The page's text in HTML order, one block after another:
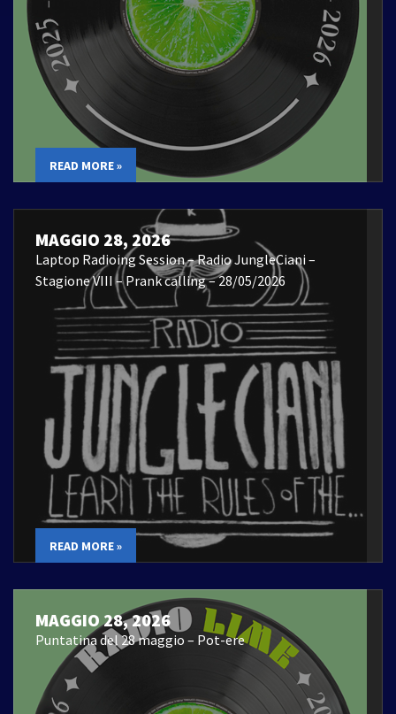
READ MORE »
MAGGIO 28, 2026
Laptop Radioing Session – Radio JungleCiani –
Stagione VIII – Prank calling – 28/05/2026
READ MORE »
MAGGIO 28, 2026
Puntatina del 28 maggio – Pot-ere